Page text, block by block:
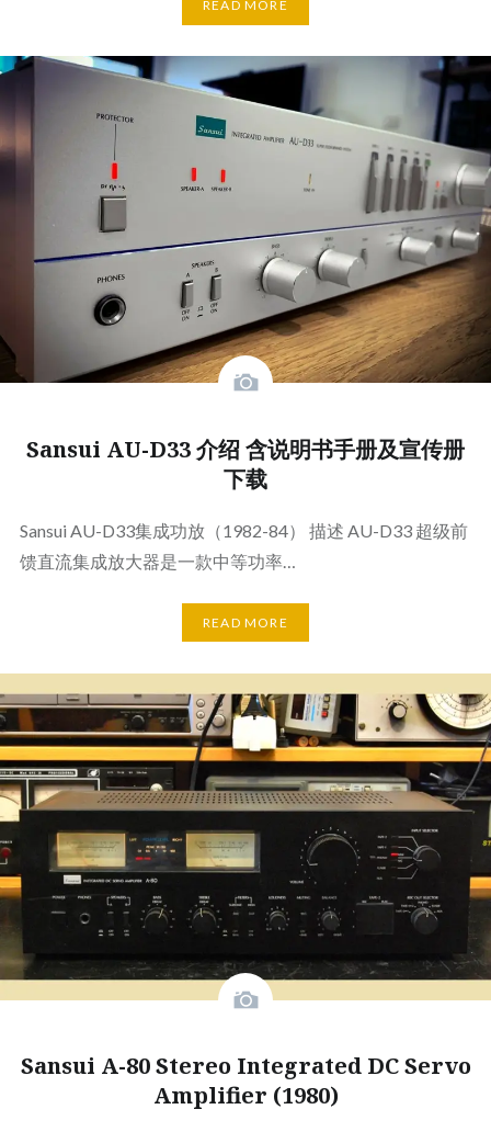
READ MORE
Sansui AU-D33 介绍 含说明书手册及宣传册
下载
Sansui AU-D33集成功放（1982-84） 描述 AU-D33 超级前
馈直流集成放大器是一款中等功率…
READ MORE
Sansui A-80 Stereo Integrated DC Servo
Amplifier (1980)